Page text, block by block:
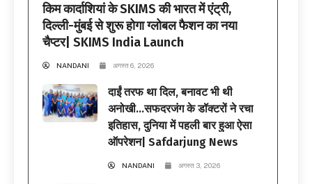
किम कार्दाशियां के SKIMS की भारत में एंट्री,
दिल्ली-मुंबई से शुरू होगा ग्लोबल फैशन का नया
चैप्टर| SKIMS India Launch
NANDANI अगस्त 6, 2026
दाईं तरफ था दिल, बनावट भी थी
अनोखी…सफदरजंग के डॉक्टरों ने रचा
इतिहास, दुनिया में पहली बार हुआ ऐसा
ऑपरेशन| Safdarjung News
NANDANI अगस्त 3, 2026